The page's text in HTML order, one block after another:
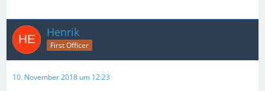
Henrik
First Officer
10. November 2018 um 12:23